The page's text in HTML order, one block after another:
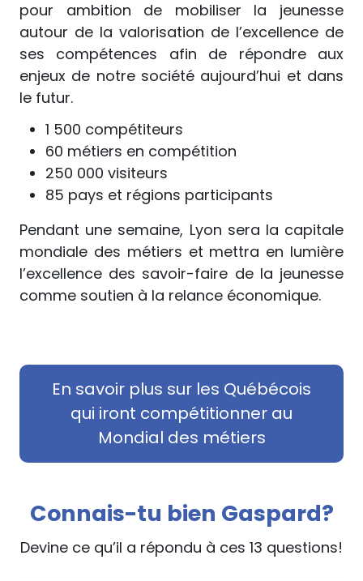
pour ambition de mobiliser la jeunesse
autour de la valorisation de l’excellence de
ses compétences afin de répondre aux
enjeux de notre société aujourd’hui et dans
le futur.
1 500 compétiteurs
60 métiers en compétition
250 000 visiteurs
85 pays et régions participants
Pendant une semaine, Lyon sera la capitale
mondiale des métiers et mettra en lumière
l’excellence des savoir-faire de la jeunesse
comme soutien à la relance économique.
En savoir plus sur les Québécois
qui iront compétitionner au
Mondial des métiers
Connais-tu bien Gaspard?
Devine ce qu’il a répondu à ces 13 questions!